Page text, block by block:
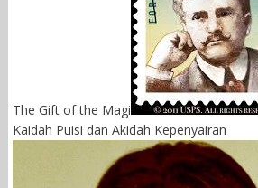
The Gift of the Magi
Kaidah Puisi dan Akidah Kepenyairan